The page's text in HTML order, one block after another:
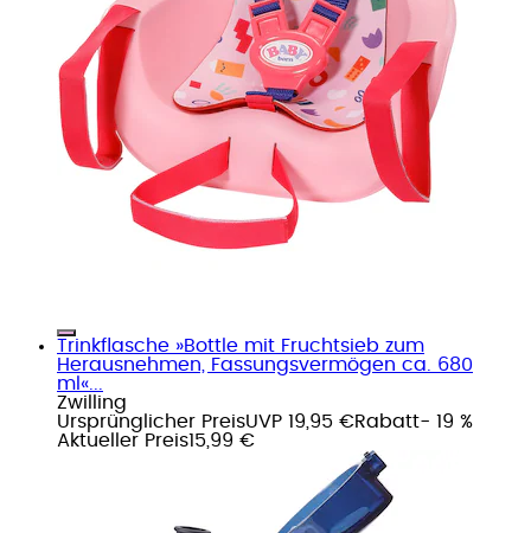
Trinkflasche »Bottle mit Fruchtsieb zum
Herausnehmen, Fassungsvermögen ca. 680
ml«...
Zwilling
Ursprünglicher PreisUVP 19,95 €Rabatt- 19 %
Aktueller Preis15,99 €